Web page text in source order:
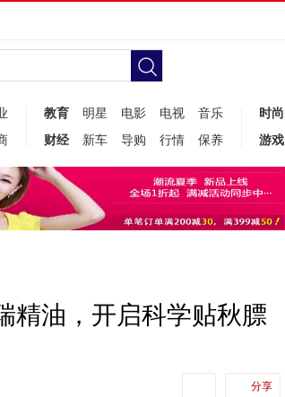
教育 明星 电影 电视
音乐
财经
新车 导购 行情 保养
时尚
游戏
精油，开启科学贴秋膘
分享